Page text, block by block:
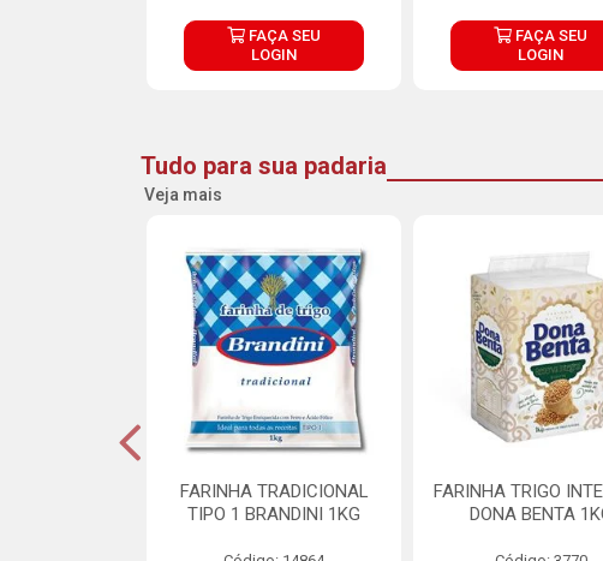
FAÇA SEU
LOGIN
FAÇA SEU
LOGIN
Tudo para sua padaria
Veja mais
FARINHA TRADICIONAL
TIPO 1 BRANDINI 1KG
FARINHA TRIGO
DONA BENTA